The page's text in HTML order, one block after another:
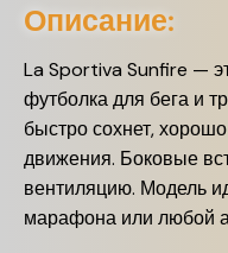
Описание:
La Sportiva Sunfire —
футболка для бега и
быстро сохнет,
движения. Боковые
вентиляцию. Модель
марафона или любой